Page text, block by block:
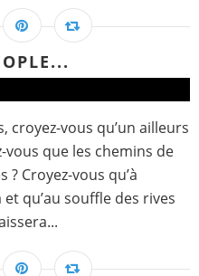
croyez-vous qu’un ailleurs
vous que les chemins de
Croyez-vous qu’à
qu’au souffle des rives